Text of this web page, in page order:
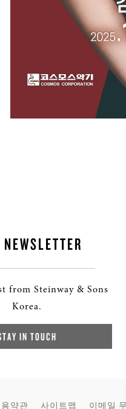
NEWSLETTER
from Steinway & Sons
Korea.
IN TOUCH
약관 사이트맵 이메일